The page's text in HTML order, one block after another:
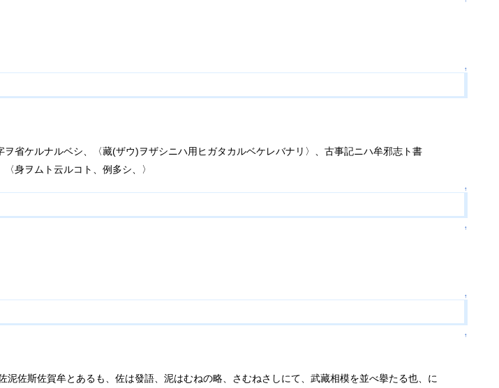
↑
ケルナルベシ、〈藏(ザウ)ヲザシニハ用ヒガタカルベケレバナリ〉、古事記ニハ牟邪志ト書
身ヲムト云ルコト、例多シ、〉
↑
↑
↑
↑
佐斯佐賀牟とあるも、佐は發語、泥はむねの略、さむねさしにて、武藏相模を並べ擧たる也、に